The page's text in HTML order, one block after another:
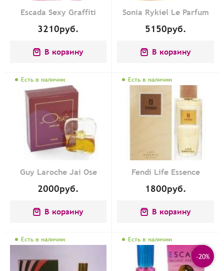
Escada Sexy Graffiti
3210руб.
В корзину
Sonia Rykiel Le Parfum
5150руб.
В корзину
Есть в наличии
Guy Laroche Jai Ose
2000руб.
В корзину
Есть в наличии
Fendi Life Essence
1800руб.
В корзину
Есть в наличии Есть в наличии
-20%